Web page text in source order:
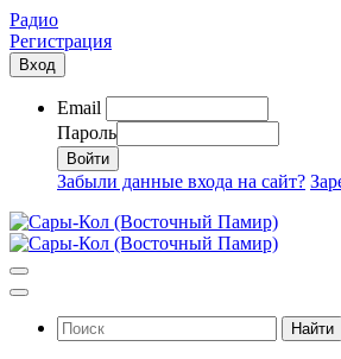
Радио
Регистрация
Вход
Email
Пароль
Забыли данные входа на сайт?
Найти